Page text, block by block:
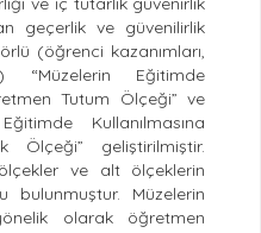
geçerlik ve güvenilirlik
(öğrenci kazanımları,
“Müzelerin Eğitimde
Tutum Ölçeği” ve
Kullanılmasına
Ölçeği” geliştirilmiştir.
ve alt ölçeklerin
Müzelerin
olarak öğretmen